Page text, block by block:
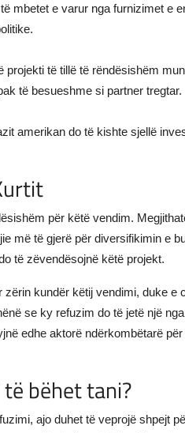
mbetet e varur nga furnizimet e
projekti të tillë të rëndësishëm
të besueshme si partner tregtar.
amerikan do të kishte sjellë
për këtë vendim.
më të gjerë për diversifikimin e
të zëvendësojnë këtë projekt.
kundër këtij vendimi, duke e
se ky refuzim do të jetë një
edhe aktorë ndërkombëtarë
bëhet tani?
ajo duhet të veprojë shpejt